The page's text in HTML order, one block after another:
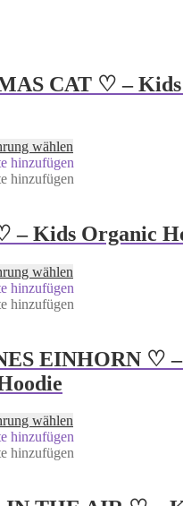
CAT ♡ –
wählen
hinzufügen
hinzufügen
– Kids Organic
wählen
hinzufügen
hinzufügen
EINHORN ♡
wählen
hinzufügen
hinzufügen